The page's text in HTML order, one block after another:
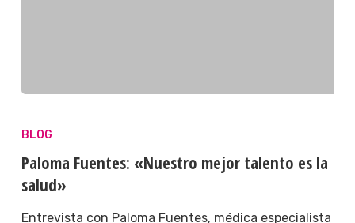
BLOG
Paloma Fuentes: «Nuestro mejor talento es la
salud»
Entrevista con Paloma Fuentes, médica especialista